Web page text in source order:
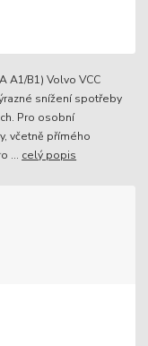
A1/B1) Volvo VCC
snížení spotřeby
Pro osobní
včetně přímého
... celý popis